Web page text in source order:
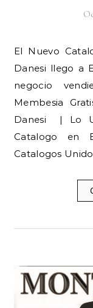
El Nuevo Catalogo de Ninel Conde de la Marca
Danesi llego a
negocio
Membesia
Danesi | Lo
Catalogo en
Catalogos